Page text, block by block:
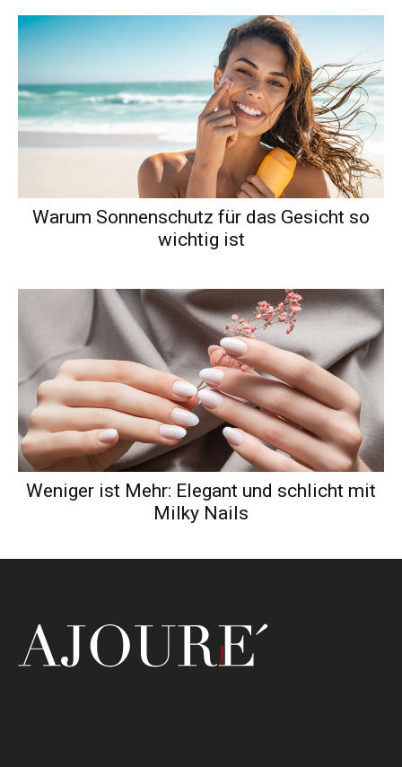
Warum Sonnenschutz für das Gesicht so
wichtig ist
Weniger ist Mehr: Elegant und schlicht mit
Milky Nails